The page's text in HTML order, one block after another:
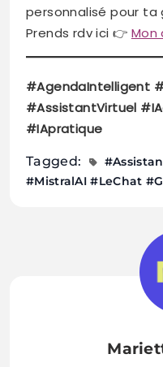
personnalisé pour ta
Prends rdv ici 👉 Mon
#AgendaIntelligent
#AssistantVirtuel
#IApratique
Tagged:
#MistralAI #LeChat